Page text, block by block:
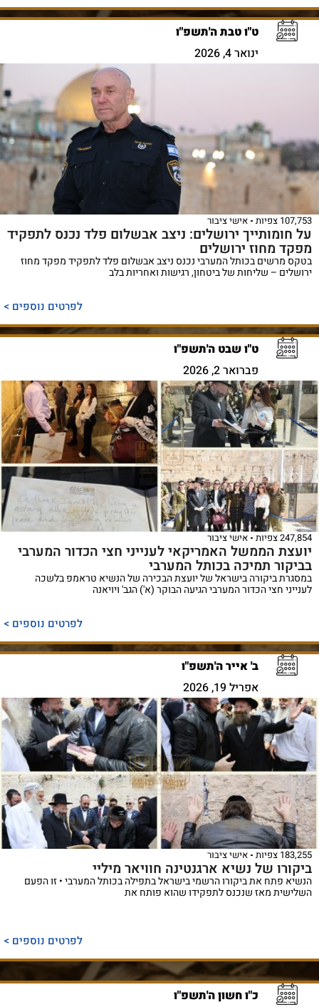
ט"ו טבת ה'תשפ"ו
ינואר 4, 2026
107,753 צפיות אישי ציבור
על חומותייך ירושלים: ניצב אבשלום פלד נכנס לתפקיד
מפקד מחוז ירושלים
בטקס מרשים בכותל המערבי נכנס ניצב אבשלום פלד לתפקיד מפקד מחוז
ירושלים – שליחות של ביטחון, רגישות ואחריות בלב
לפרטים נוספים >
ט"ו שבט ה'תשפ"ו
פברואר 2, 2026
247,854 צפיות אישי ציבור
יועצת הממשל האמריקאי לענייני חצי הכדור המערבי
בביקור תמיכה בכותל המערבי
במסגרת ביקורה בישראל של יועצת הבכירה של הנשיא טראמפ בלשכה
לענייני חצי הכדור המערבי הגיעה הבוקר (א') הגב' ויויאנה
לפרטים נוספים >
ב' אייר ה'תשפ"ו
אפריל 19, 2026
183,255 צפיות אישי ציבור
ביקורו של נשיא ארגנטינה חוויאר מיליי
הנשיא פתח את ביקורו הרשמי בישראל בתפילה בכותל המערבי • זו הפעם
השלישית מאז שנכנס לתפקידו שהוא פותח את
לפרטים נוספים >
כ"ו חשון ה'תשפ"ו